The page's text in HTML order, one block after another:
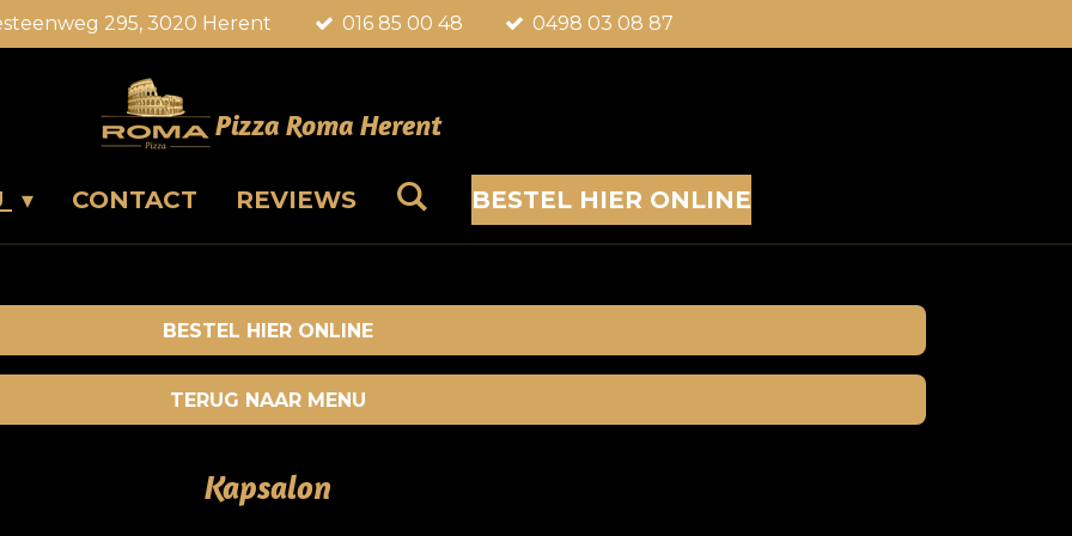
295, 3020 Herent 016 85 00 48 0498 03 08 87
Pizza Roma Herent
CONTACT REVIEWS BESTEL HIER ONLINE
BESTEL HIER ONLINE
TERUG NAAR MENU
Kapsalon